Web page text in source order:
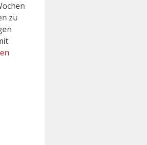
zu